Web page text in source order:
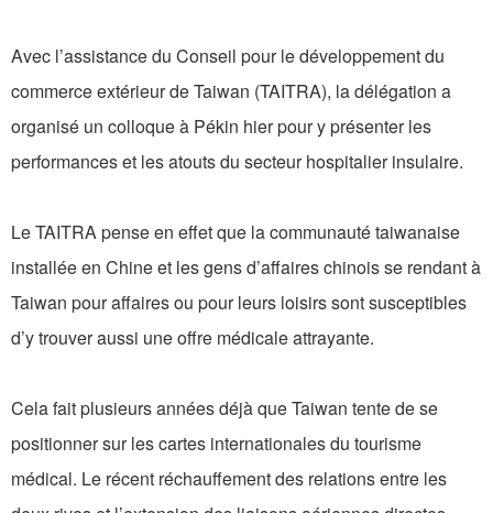
Avec l’assistance du Conseil pour le développement du
commerce extérieur de Taiwan (TAITRA), la délégation a
organisé un colloque à Pékin hier pour y présenter les
performances et les atouts du secteur hospitalier insulaire.
Le TAITRA pense en effet que la communauté taiwanaise
installée en Chine et les gens d’affaires chinois se rendant à
Taiwan pour affaires ou pour leurs loisirs sont susceptibles
d’y trouver aussi une offre médicale attrayante.
Cela fait plusieurs années déjà que Taiwan tente de se
positionner sur les cartes internationales du tourisme
médical. Le récent réchauffement des relations entre les